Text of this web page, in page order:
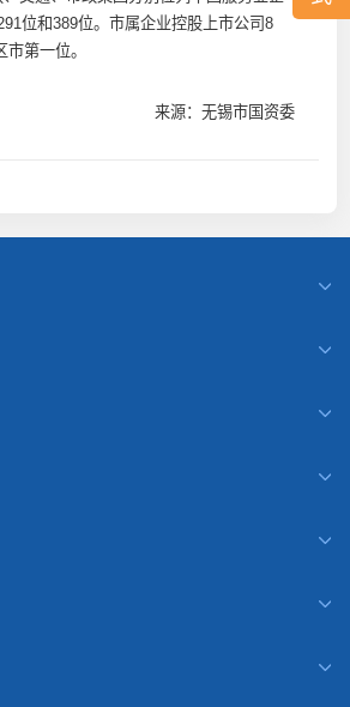
位和389位。市属企业控股上市公司8
第一位。
来源：无锡市国资委